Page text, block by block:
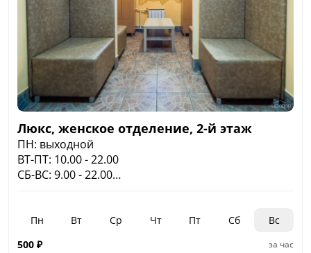
Люкс, женское отделение, 2-й этаж
ПН: выходной
ВТ-ПТ: 10.00 - 22.00
СБ-ВС: 9.00 - 22.00
с 6 до 12 лет 50%
Пн Вт Ср Чт Пт Сб
Вс
500 ₽ за час